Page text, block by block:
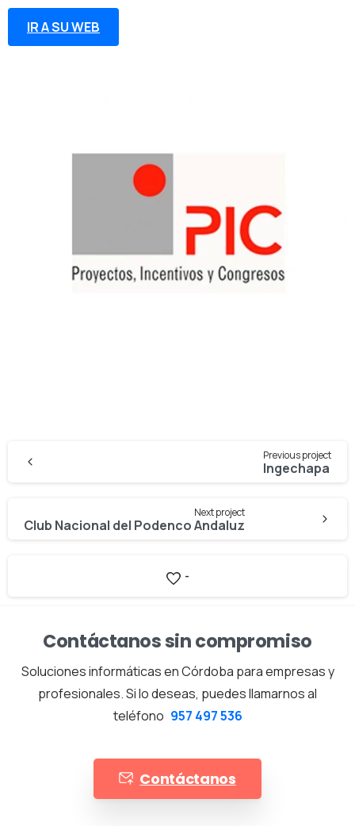
IR A SU WEB
Reading
Previous project
Ingechapa
Next project
Club Nacional del Podenco Andaluz
-
Contáctanos sin compromiso
Soluciones informáticas en Córdoba para empresas y
profesionales. Si lo deseas, puedes llamarnos al
teléfono 957 497 536
Contáctanos